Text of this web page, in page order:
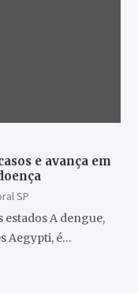
e avança em
SP
estados A dengue,
Aegypti, é…